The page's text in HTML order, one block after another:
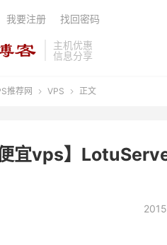
主机优惠
信息分享
我要注册 找回密码
推荐网  VPS  正文
便宜vps】